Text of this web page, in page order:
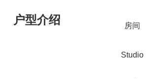
户型介绍 房间
Studio